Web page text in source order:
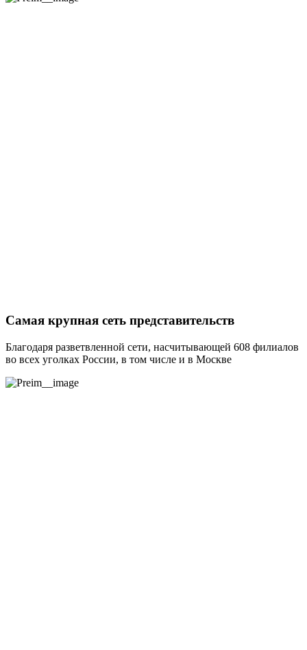
Самая крупная сеть представительств
Благодаря разветвленной сети, насчитывающей 608 филиалов
во всех уголках России, в том числе и в Москве